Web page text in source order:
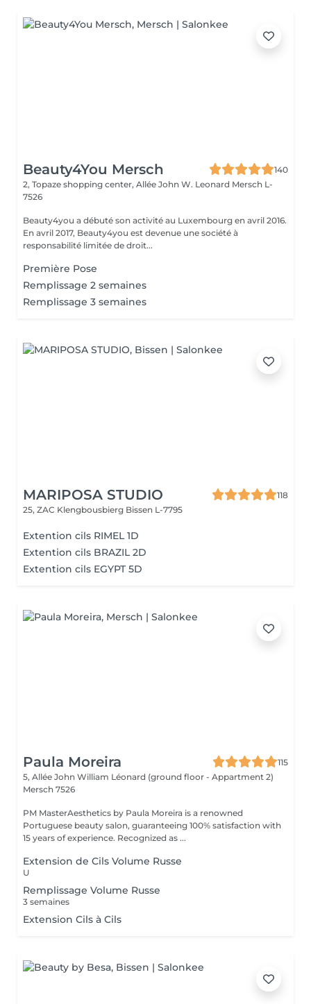
Beauty4You Mersch
140
2, Topaze shopping center, Allée John W. Leonard Mersch L-
7526
Beauty4you a débuté son activité au Luxembourg en avril 2016.
En avril 2017, Beauty4you est devenue une société à
responsabilité limitée de droit...
Première Pose
Remplissage 2 semaines
Remplissage 3 semaines
MARIPOSA STUDIO
118
25, ZAC Klengbousbierg Bissen L-7795
Extention cils RIMEL 1D
Extention cils BRAZIL 2D
Extention cils EGYPT 5D
Paula Moreira
115
5, Allée John William Léonard (ground floor - Appartment 2)
Mersch 7526
PM MasterAesthetics by Paula Moreira is a renowned
Portuguese beauty salon, guaranteeing 100% satisfaction with
15 years of experience. Recognized as ...
Extension de Cils Volume Russe
U
Remplissage Volume Russe
3 semaines
Extension Cils à Cils